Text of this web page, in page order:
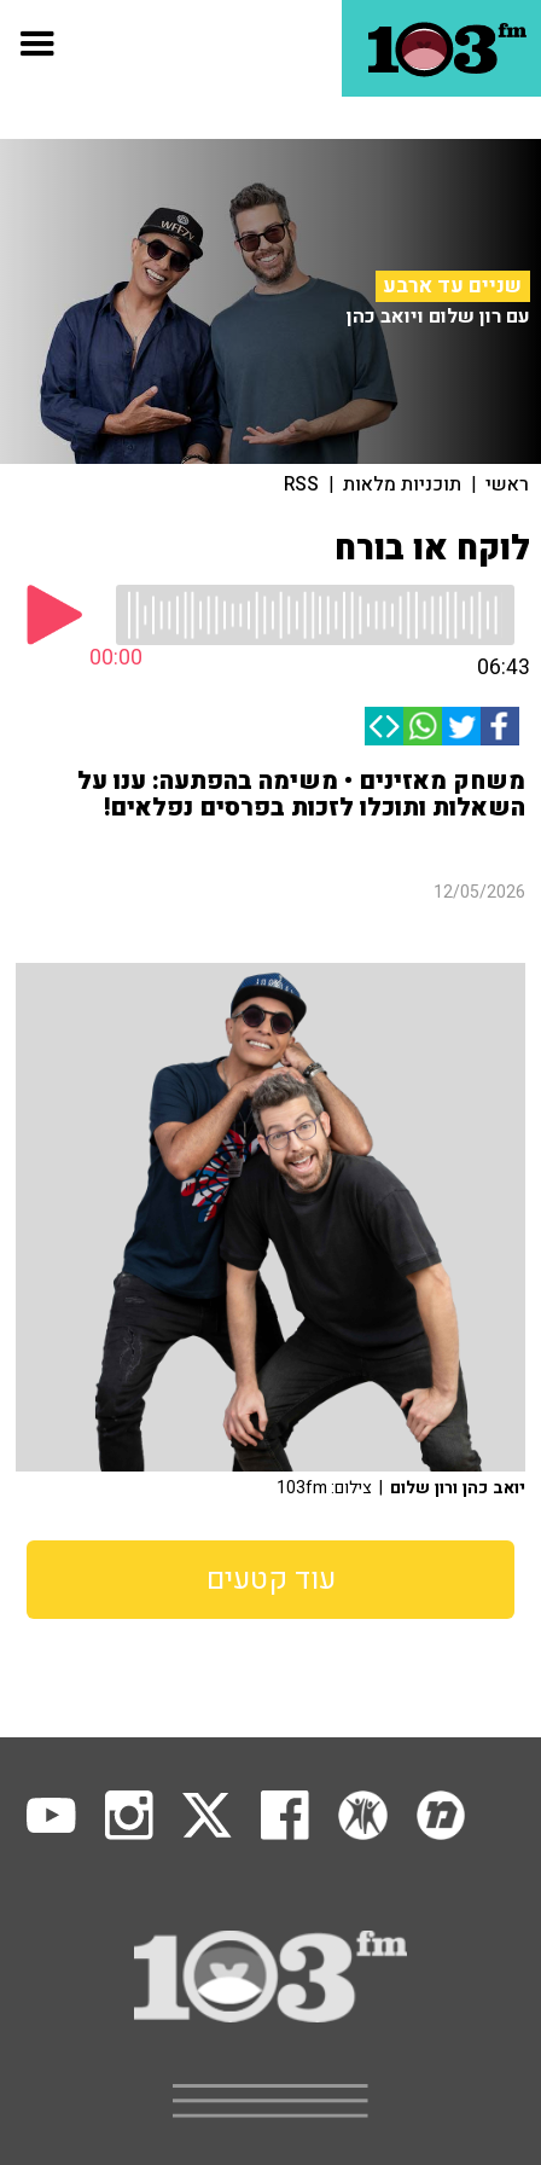
שניים עד ארבע
עם רון שלום ויואב כהן
ראשי | תוכניות מלאות |
RSS
לוקח או בורח
00:00 06:43
משחק מאזינים • משימה בהפתעה: ענו על
השאלות ותוכלו לזכות בפרסים נפלאים!
12/05/2026
יואב כהן ורון שלום | צילום: 103fm
עוד קטעים